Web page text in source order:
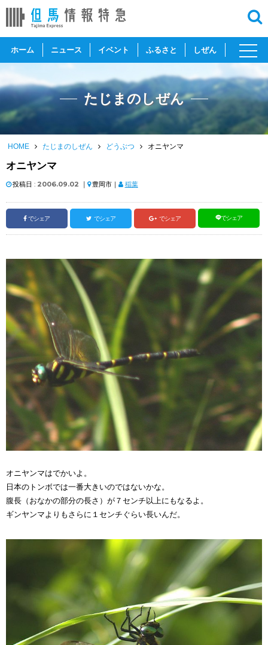
ホーム ニュース イベント ふるさと しぜん
toggle
たじまのしぜん
HOME たじまのしぜん どうぶつ オニヤンマ
オニヤンマ
投稿日 : 2006.09.02 ｜ 豊岡市｜ 稲葉
でシェア でシェア でシェア でシェア
オニヤンマはでかいよ。
日本のトンボでは一番大きいのではないかな。
腹長（おなかの部分の長さ）が７センチ以上にもなるよ。
ギンヤンマよりもさらに１センチぐらい長いんだ。